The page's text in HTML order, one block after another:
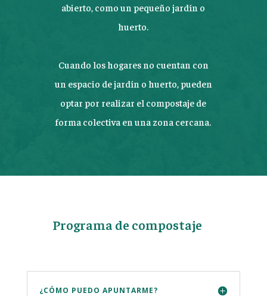
abierto, como un pequeño jardín o
huerto.
Cuando los hogares no cuentan con
un espacio de jardín o huerto, pueden
optar por realizar el compostaje de
forma colectiva en una zona cercana.
Programa de compostaje
¿CÓMO PUEDO APUNTARME?